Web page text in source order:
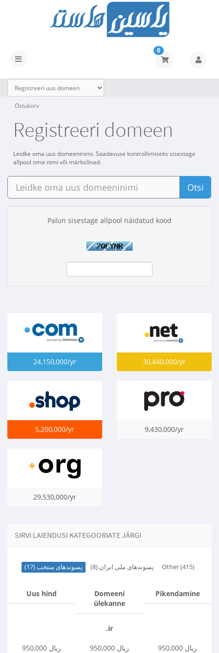
Lülitage
0
Ostukorv
Registreeri domeen
Leidke oma uus domeeninimi. Saadavuse kontrollimiseks sisestage
allpool oma nimi või märksõnad.
Otsi
Palun sisestage allpool näidatud kood
24,150,000/yr 30,440,000/yr
5,200,000/yr 9,430,000/yr
29,530,000/yr
SIRVI LAIENDUSI KATEGOORIATE JÄRGI
پسوندهای منتخب (17) پسوندهای ملی ایران (8) Other (415)
Uus hind
Domeeni
ülekanne
Pikendamine
.ir
950,000 ریال 950,000 ریال 950,000 ریال